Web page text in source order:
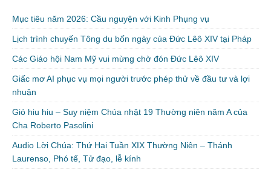
Mục tiêu năm 2026: Cầu nguyện với Kinh Phụng vụ
Lịch trình chuyến Tông du bốn ngày của Đức Lêô XIV tại Pháp
Các Giáo hội Nam Mỹ vui mừng chờ đón Đức Lêô XIV
Giấc mơ AI phục vụ mọi người trước phép thử về đầu tư và lợi
nhuận
Gió hiu hiu – Suy niệm Chúa nhật 19 Thường niên năm A của
Cha Roberto Pasolini
Audio Lời Chúa: Thứ Hai Tuần XIX Thường Niên – Thánh
Laurenso, Phó tế, Tử đạo, lễ kính